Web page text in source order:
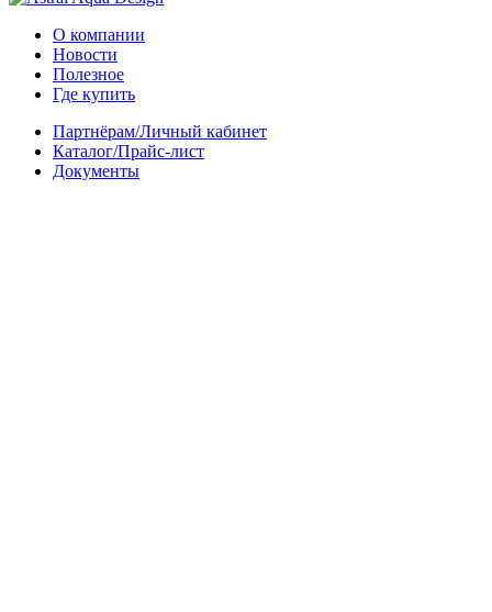
О компании
Новости
Полезное
Где купить
Партнёрам/Личный кабинет
Каталог/Прайс-лист
Документы